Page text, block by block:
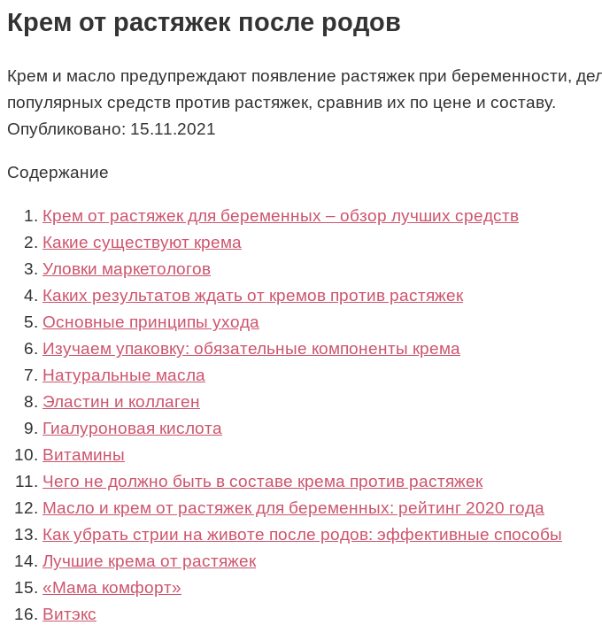
Крем от растяжек после родов
Крем и масло предупреждают появление растяжек при беременности,
популярных средств против растяжек, сравнив их по цене и составу.
Опубликовано: 15.11.2021
Содержание
Крем от растяжек для беременных – обзор лучших средств
Какие существуют крема
Уловки маркетологов
Каких результатов ждать от кремов против растяжек
Основные принципы ухода
Изучаем упаковку: обязательные компоненты крема
Натуральные масла
Эластин и коллаген
Гиалуроновая кислота
Витамины
Чего не должно быть в составе крема против растяжек
Масло и крем от растяжек для беременных: рейтинг 2020 года
Как убрать стрии на животе после родов: эффективные способы
Лучшие крема от растяжек
«Мама комфорт»
Витэкс